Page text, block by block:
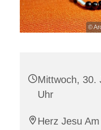
©
Mittwoch, 30.
Uhr
Herz Jesu